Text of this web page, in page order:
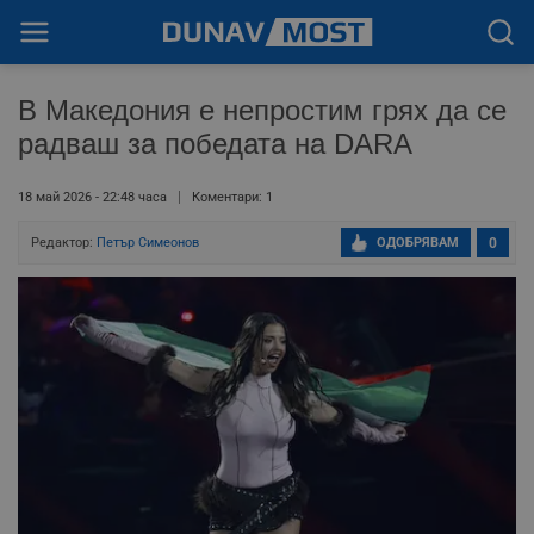
В Македония е непростим грях да се
радваш за победата на DARA
18 май 2026 - 22:48 часа Коментари: 1
Редактор: Петър Симеонов 0
ОДОБРЯВАМ